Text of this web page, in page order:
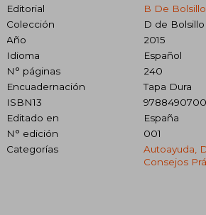
Editorial
B De Bolsillo
Colección
D de Bolsillo
Año
2015
Idioma
Español
N° páginas
240
Encuadernación
Tapa Dura
ISBN13
Editado en
España
N° edición
001
Categorías
Autoayuda,
Consejos